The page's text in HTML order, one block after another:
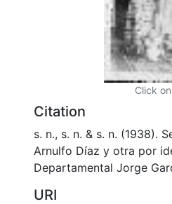
Click
Citation
s. n., s. n. & s. n. (1938).
Arnulfo Díaz y otra por
Departamental Jorge
URI